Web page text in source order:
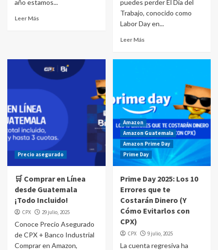
año estamos...
Leer Más
puedes perder El Día del
Trabajo, conocido como
Labor Day en...
Leer Más
Precio asegurado
🛒 Comprar en Línea
desde Guatemala
¡Todo Incluido!
CPX 29 julio, 2025
Conoce Precio Asegurado
de CPX + Banco Industrial
Comprar en Amazon,
Amazon
Amazon Guatemala
Amazon Prime Day
Prime Day
Prime Day 2025: Los 10
Errores que te
Costarán Dinero (Y
Cómo Evitarlos con
CPX)
CPX 9 julio, 2025
La cuenta regresiva ha